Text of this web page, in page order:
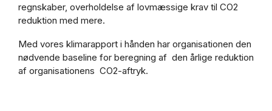
regnskaber, overholdelse af lovmæssige krav til CO2
reduktion med mere.
Med vores klimarapport i hånden har organisationen den
nødvende baseline for beregning af den årlige reduktion
af organisationens CO2-aftryk.